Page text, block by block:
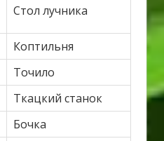
Стол лучника
Коптильня
Точило
Ткацкий станок
Бочка